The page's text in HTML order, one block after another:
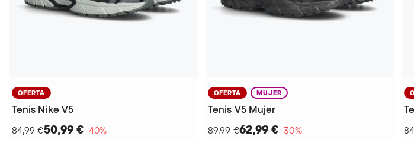
OFERTA
Tenis Nike V5
84,99 €50,99 €−40%
OFERTA MUJER
Tenis V5 Mujer
89,99 €62,99 €−30%